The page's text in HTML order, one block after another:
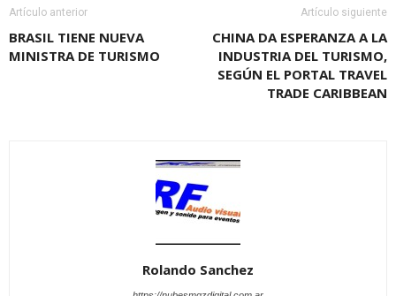
Artículo anterior
BRASIL TIENE NUEVA
MINISTRA DE TURISMO
Artículo siguiente
CHINA DA ESPERANZA A LA
INDUSTRIA DEL TURISMO,
SEGÚN EL PORTAL TRAVEL
TRADE CARIBBEAN
Rolando Sanchez